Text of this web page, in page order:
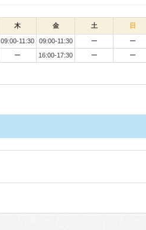
木 金 土 日
09:00-11:30 09:00-11:30 ー ー
ー 16:00-17:30 ー ー